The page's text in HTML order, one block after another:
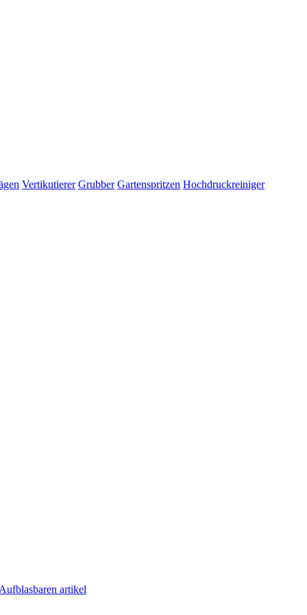
Vertikutierer Grubber Gartenspritzen Hochdruckreiniger
Aufblasbaren artikel